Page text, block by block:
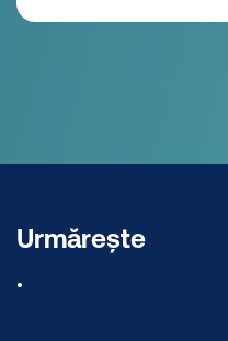
Urmărește
.